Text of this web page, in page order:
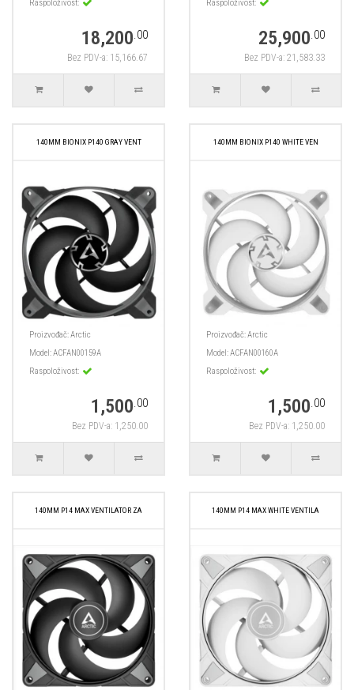
Raspoloživost:
18,200.00
Bez PDV-a: 15,166.67
Raspoloživost:
25,900.00
Bez PDV-a: 21,583.33
140MM BIONIX P140 GRAY VENT
Proizvođač:Arctic
Model:ACFAN00159A
Raspoloživost:
1,500.00
Bez PDV-a: 1,250.00
140MM BIONIX P140 WHITE VEN
Proizvođač:Arctic
Model:ACFAN00160A
Raspoloživost:
1,500.00
Bez PDV-a: 1,250.00
140MM P14 MAX VENTILATOR ZA 140MM P14 MAX WHITE VENTILA